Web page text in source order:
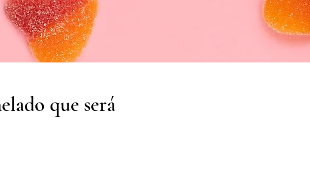
que será